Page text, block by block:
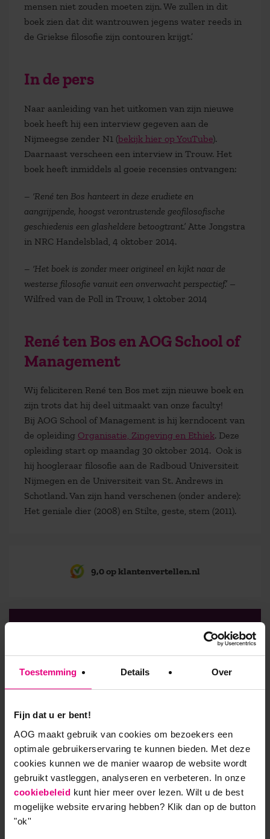
Toestemming Details Over
Fijn dat u er bent!
AOG maakt gebruik van cookies om bezoekers een
optimale gebruikerservaring te kunnen bieden. Met deze
cookies kunnen we de manier waarop de website wordt
gebruikt vastleggen, analyseren en verbeteren. In onze
cookiebeleid kunt hier meer over lezen. Wilt u de best
mogelijke website ervaring hebben? Klik dan op de button
"ok''
mensen niet zouden moeten zijn. We zullen in dit
boek zien dat dit wantrouwen jegens water reeds in
de Griekse filosofie zijn contouren krijgt.’
In de pers
Naar aanleiding van het uitkomen van zijn nieuwe
boek heeft hij een interview gegeven aan de
Nijmeegse zender N1 (bekijk hier op YouTube).
Daarnaast verscheen een interview in Trouw. Het
boek heeft inmiddels al goeie recensies ontvangen:
– ‘René ten Bos hanteert in deze erudiete en
aangrijpende, hoogst verontrustende geofilosofische
geschiedenis een glasheldere betoogtrant.’ Atte Jongstra
in NRC Handelsblad, 4 oktober 2014.
– ‘Het boek is zonder meer origineel en kijkt naar de
westerse filosofie vanuit een onverwacht perspectief.’ –
Wilfred van de Poll in Trouw, 1 oktober 2014
René ten Bos en AOG School of
Management
Wij feliciteren René ten Bos met zijn nieuwe boek en
zijn trots dat hij deel uitmaakt van onze faculty!
Bij AOG School of Management is hij kerndocent van
de opleiding Organisatie, Zingeving en Ethiek. Deze
opleiding start op maandag 30 oktober 2014. Ook is
hij hoogleraar filosofie aan de Radboud Universiteit
Nijmegen en de Universiteit van St. Andrews in
Schotland. Van zijn hand verschenen (onder andere):
Het geniale dier (2008) en Stilte, geste, stem (2011).
9,0 op klantenvertellen.nl
- Gelieerd aan de RUG
- Faculteit overstijgend
- Samen leren en reflecteren